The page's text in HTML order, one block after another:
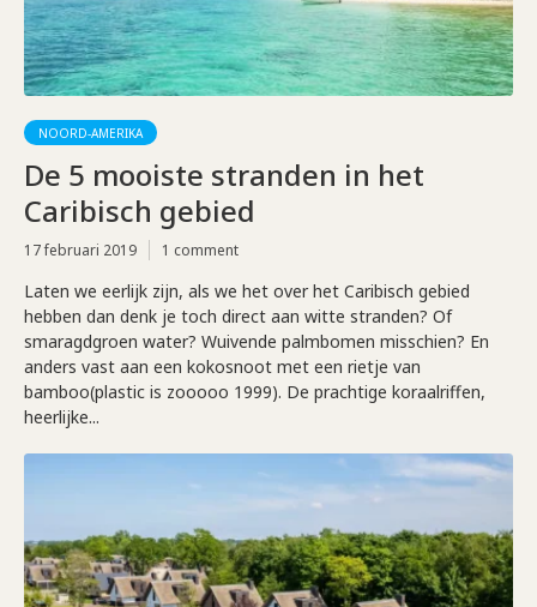
NOORD-AMERIKA
De 5 mooiste stranden in het
Caribisch gebied
17 februari 2019 1 comment
Laten we eerlijk zijn, als we het over het Caribisch gebied
hebben dan denk je toch direct aan witte stranden? Of
smaragdgroen water? Wuivende palmbomen misschien? En
anders vast aan een kokosnoot met een rietje van
bamboo(plastic is zooooo 1999). De prachtige koraalriffen,
heerlijke...